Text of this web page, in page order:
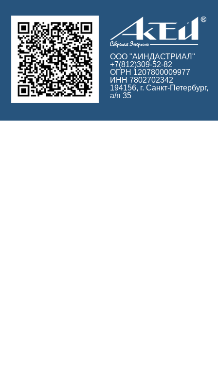
ООО "АИНДАСТРИАЛ"
+7(812)309-52-82
ОГРН 1207800009977
ИНН 7802702342
194156, г. Санкт-Петербург,
а/я 35